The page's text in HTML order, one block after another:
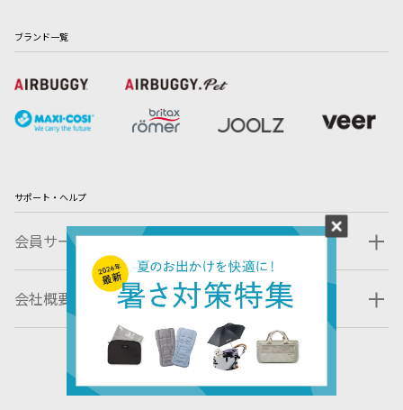
ブランド一覧
サポート・ヘルプ
会員サービス
会社概要・規約
© 2023 GMP INTERNATIONAL CO., LTD